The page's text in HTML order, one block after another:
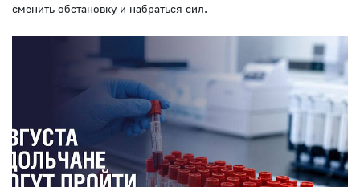
сменить обстановку и набраться сил.